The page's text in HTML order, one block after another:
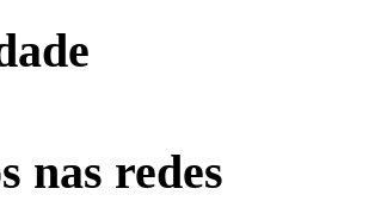
nas redes